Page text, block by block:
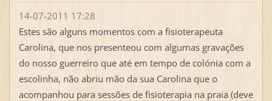
14-07-2011 17:28
Estes são alguns momentos com a fisioterapeuta
Carolina, que nos presenteou com algumas gravações
do nosso guerreiro que até em tempo de colónia com a
escolinha, não abriu mão da sua Carolina que o
acompanhou para sessões de fisioterapia na praia (deve